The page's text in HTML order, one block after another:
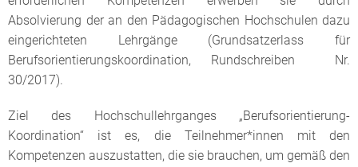
Absolvierung der an den Pädagogischen Hochschulen dazu
eingerichteten Lehrgänge (Grundsatzerlass für
Berufsorientierungskoordination, Rundschreiben Nr.
30/2017).
Ziel des Hochschullehrganges „Berufsorientierung-
Koordination“ ist es, die Teilnehmer*innen mit den
Kompetenzen auszustatten, die sie brauchen, um gemäß den